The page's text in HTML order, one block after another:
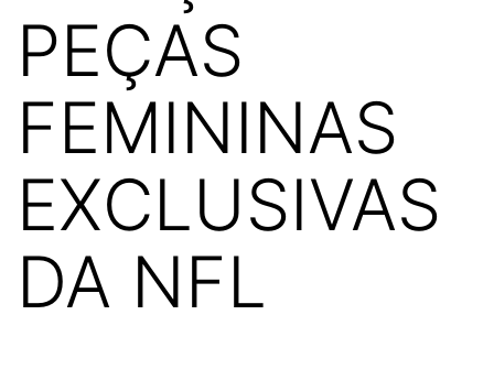
PEÇAS
FEMININAS
EXCLUSIVAS
DA NFL